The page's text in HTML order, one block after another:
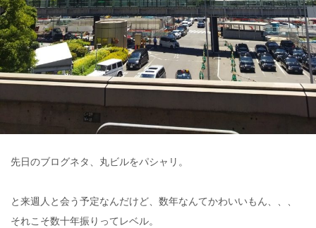
先日のブログネタ、丸ビルをパシャリ。
と来週人と会う予定なんだけど、数年なんてかわいいもん、、、
それこそ数十年振りってレベル。